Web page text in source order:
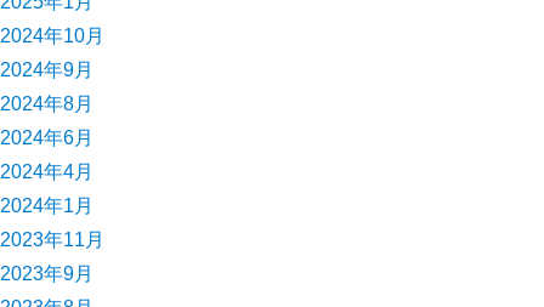
2024年10月
2024年9月
2024年8月
2024年6月
2024年4月
2024年1月
2023年11月
2023年9月